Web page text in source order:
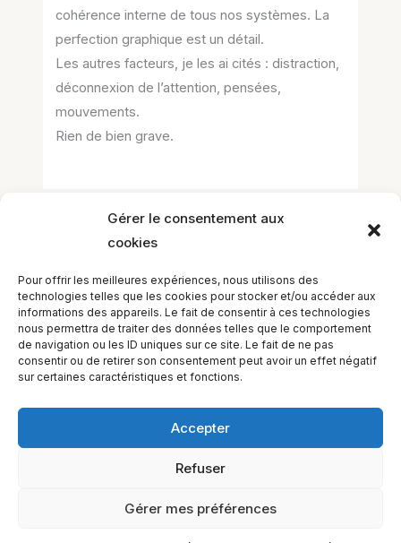
Gérer le consentement aux
cookies
Pour offrir les meilleures expériences, nous utilisons des
technologies telles que les cookies pour stocker et/ou accéder aux
informations des appareils. Le fait de consentir à ces technologies
nous permettra de traiter des données telles que le comportement
de navigation ou les ID uniques sur ce site. Le fait de ne pas
consentir ou de retirer son consentement peut avoir un effet négatif
sur certaines caractéristiques et fonctions.
Accepter
Refuser
Gérer mes préférences
cohérence interne de tous nos systèmes. La
perfection graphique est un détail.
Les autres facteurs, je les ai cités : distraction,
déconnexion de l’attention, pensées,
mouvements.
Rien de bien grave.
Laisser un commentaire
un commentaire.
H1Y 2J9 Canada